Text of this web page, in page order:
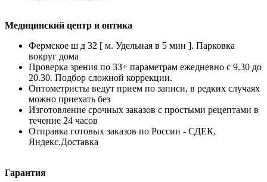
Медицинский центр и оптика
Фермское ш д 32 [ м. Удельная в 5 мин ]. Парковка
вокруг дома
Проверка зрения по 33+ параметрам ежедневно с 9.30 до
20.30. Подбор сложной коррекции.
Оптометристы ведут прием по записи, в редких случаях
можно приехать без
Изготовление срочных заказов с простыми рецептами в
течение 24 часов
Отправка готовых заказов по России - СДЕК,
Яндекс.Доставка
Гарантия